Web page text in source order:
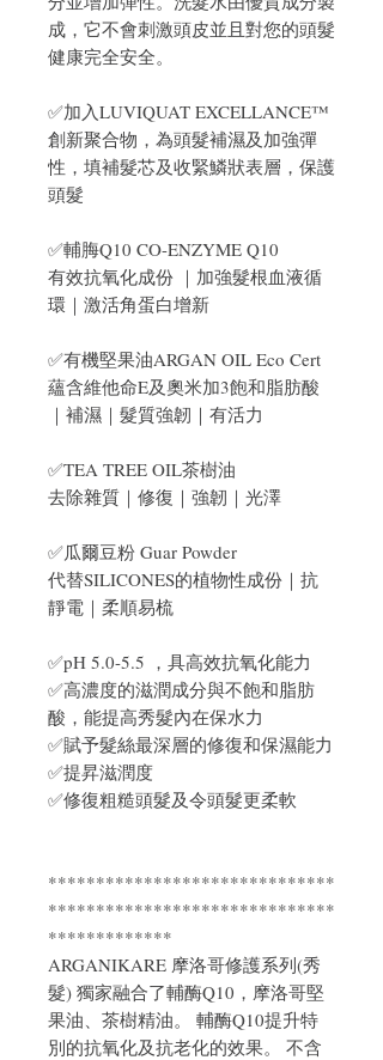
成，它不會刺激頭皮並且對您的頭髮
健康完全安全。
✅加入LUVIQUAT EXCELLANCE™
創新聚合物，為頭髮補濕及加強彈
性，填補髮芯及收緊鱗狀表層，保護
頭髮
✅輔脢Q10 CO-ENZYME Q10
有效抗氧化成份 ｜加強髮根血液循
環｜激活角蛋白增新
✅有機堅果油ARGAN OIL Eco Cert
蘊含維他命E及奧米加3飽和脂肪酸
｜補濕｜髮質強韌｜有活力
✅TEA TREE OIL茶樹油
去除雜質｜修復｜強韌｜光澤
✅瓜爾豆粉 Guar Powder
代替SILICONES的植物性成份｜抗
靜電｜柔順易梳
✅pH 5.0-5.5 ，具高效抗氧化能力
✅高濃度的滋潤成分與不飽和脂肪
酸，能提高秀髮內在保水力
✅賦予髮絲最深層的修復和保濕能力
✅提昇滋潤度
✅修復粗糙頭髮及令頭髮更柔軟
******************************
******************************
*************
ARGANIKARE 摩洛哥修護系列(秀
髮) 獨家融合了輔酶Q10，摩洛哥堅
果油、茶樹精油。 輔酶Q10提升特
別的抗氧化及抗老化的效果。 不含